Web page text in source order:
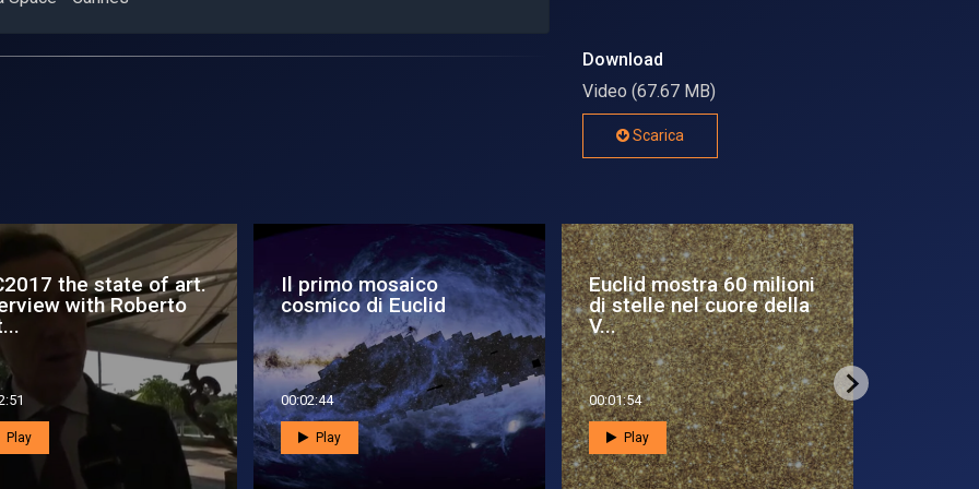
Download
Video (67.67 MB)
Scarica
the state of art.
with Roberto
Play
Il primo mosaico
cosmico di Euclid
00:02:44
Play
Euclid mostra 60 milioni
di stelle nel cuore della
V...
00:01:54
Play